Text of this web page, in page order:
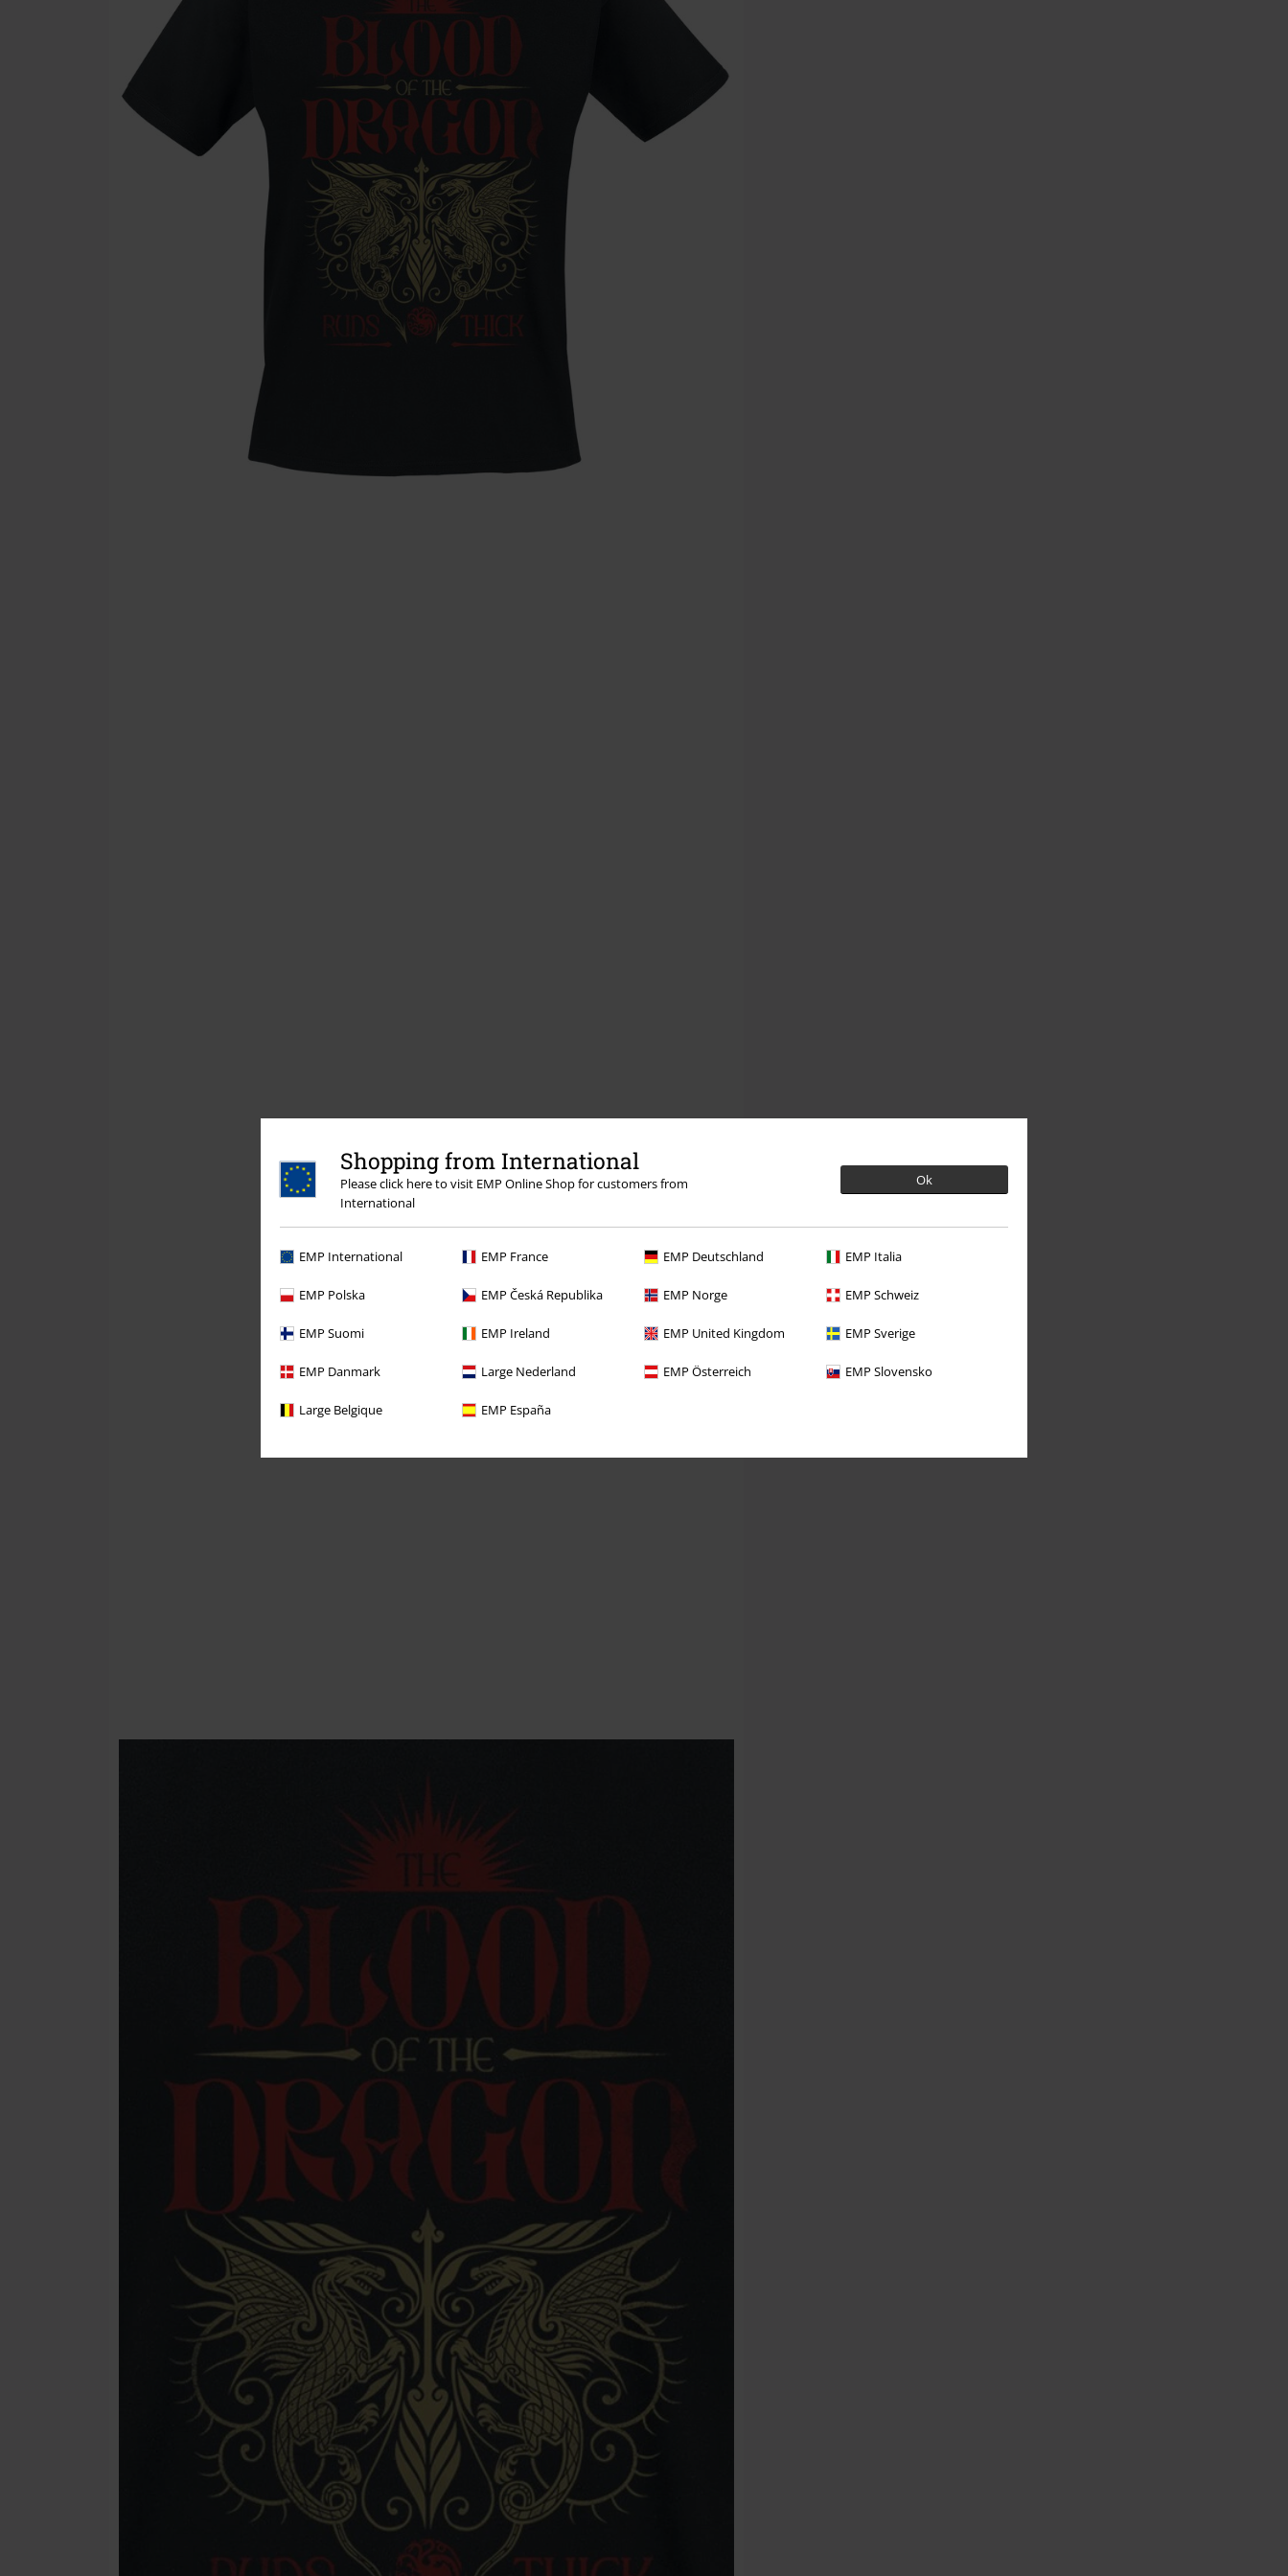
Shopping from International
Please click here to visit EMP Online Shop for customers from
International
Ok
EMP International EMP France EMP Deutschland EMP Italia
EMP Polska EMP Česká Republika EMP Norge EMP Schweiz
EMP Suomi EMP Ireland EMP United Kingdom EMP Sverige
EMP Danmark Large Nederland EMP Österreich EMP Slovensko
Large Belgique EMP España